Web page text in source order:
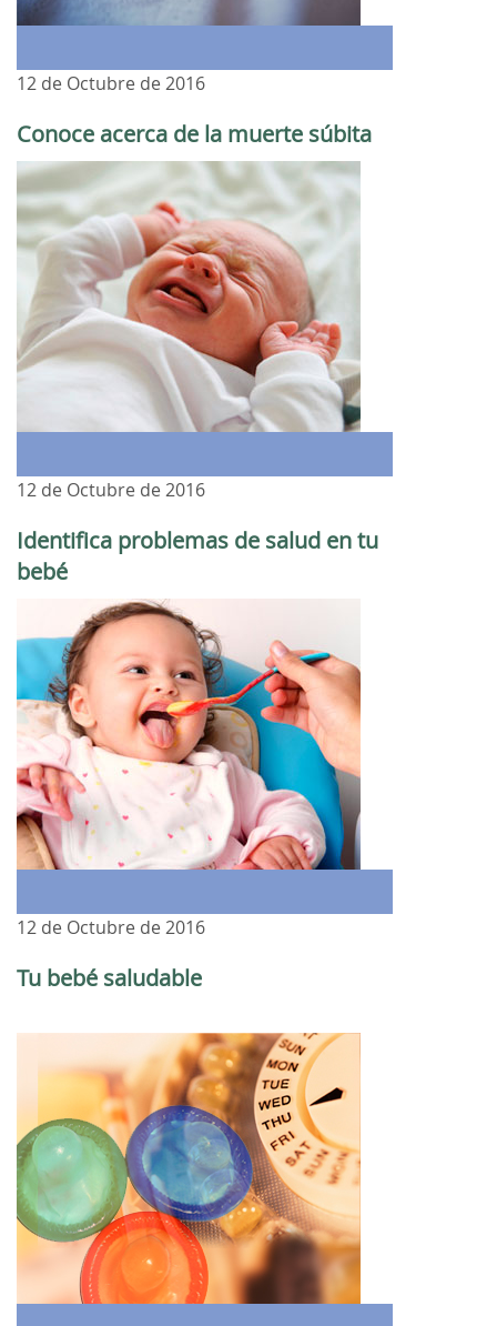
12 de Octubre de 2016
Conoce acerca de la muerte súbita
12 de Octubre de 2016
Identifica problemas de salud en tu
bebé
12 de Octubre de 2016
Tu bebé saludable